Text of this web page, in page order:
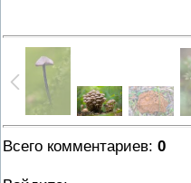
Всего комментариев: 0